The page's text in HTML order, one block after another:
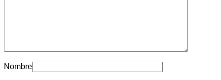
Nombre